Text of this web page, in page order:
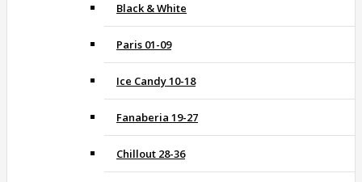
Black & White
Paris 01-09
Ice Candy 10-18
Fanaberia 19-27
Chillout 28-36